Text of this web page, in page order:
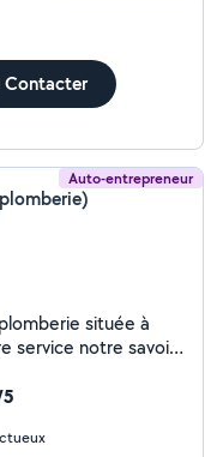
Contacter
Auto-entrepreneur
située à
plomberie. Nos
de